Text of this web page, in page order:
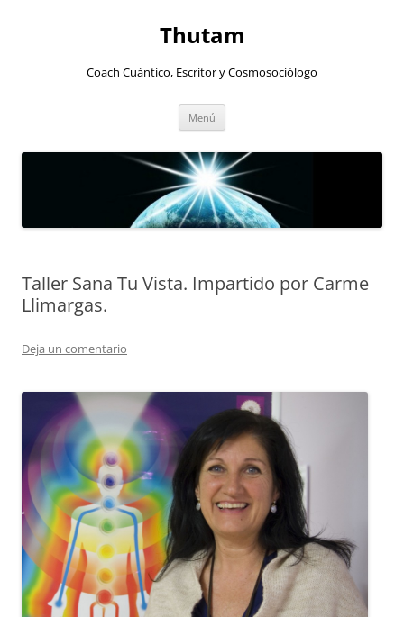
Thutam
Coach Cuántico, Escritor y Cosmosociólogo
Menú
Taller Sana Tu Vista. Impartido por Carme
Llimargas.
Deja un comentario